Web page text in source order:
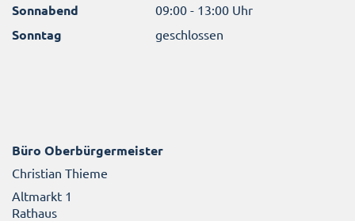
Sonnabend 09:00 - 13:00 Uhr
Sonntag geschlossen
Büro Oberbürgermeister
Christian Thieme
Altmarkt 1
Rathaus